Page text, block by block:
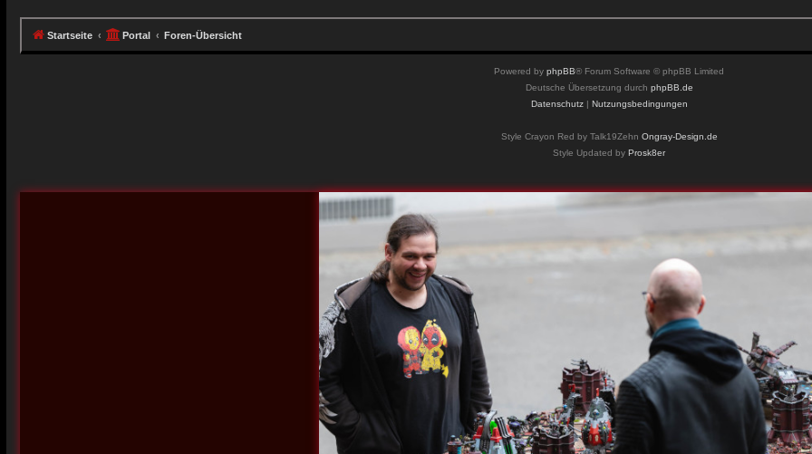
Startseite Portal Foren-Übersicht
Powered by phpBB® Forum Software © phpBB Limited
Deutsche Übersetzung durch phpBB.de
Datenschutz| Nutzungsbedingungen
Style Crayon Red by Talk19Zehn Ongray-Design.de
Style Updated by Prosk8er